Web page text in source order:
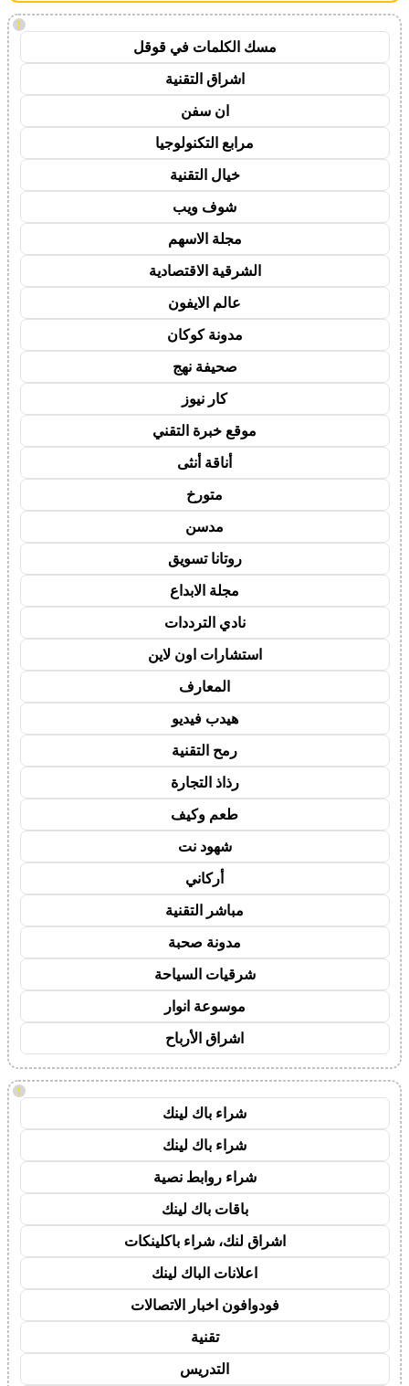
!
مسك الكلمات في قوقل
اشراق التقنية
ان سفن
مرابع التكنولوجيا
خيال التقنية
شوف ويب
مجلة الاسهم
الشرقية الاقتصادية
عالم الايفون
مدونة كوكان
صحيفة نهج
كار نيوز
موقع خبرة التقني
أناقة أنثى
متورخ
مدسن
روتانا تسويق
مجلة الابداع
نادي الترددات
استشارات اون لاين
المعارف
هيدب فيديو
رمح التقنية
رذاذ التجارة
طعم وكيف
شهود نت
أركاني
مباشر التقنية
مدونة صحبة
شرقيات السياحة
موسوعة انوار
اشراق الأرباح
!
شراء باك لينك
شراء باك لينك
شراء روابط نصية
باقات باك لينك
اشراق لنك، شراء باكلينكات
اعلانات الباك لينك
فودوافون اخبار الاتصالات
تقنية
التدريس